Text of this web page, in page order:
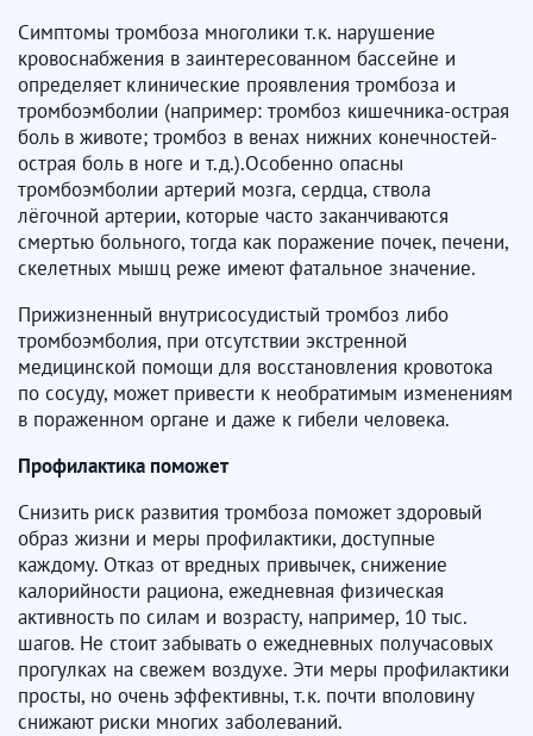
Симптомы тромбоза многолики т.к. нарушение
кровоснабжения в заинтересованном бассейне и
определяет клинические проявления тромбоза и
тромбоэмболии (например: тромбоз кишечника-острая
боль в животе; тромбоз в венах нижних конечностей-
острая боль в ноге и т.д.).Особенно опасны
тромбоэмболии артерий мозга, сердца, ствола
лёгочной артерии, которые часто заканчиваются
смертью больного, тогда как поражение почек, печени,
скелетных мышц реже имеют фатальное значение.
Прижизненный внутрисосудистый тромбоз либо
тромбоэмболия, при отсутствии экстренной
медицинской помощи для восстановления кровотока
по сосуду, может привести к необратимым изменениям
в пораженном органе и даже к гибели человека.
Профилактика поможет
Снизить риск развития тромбоза поможет здоровый
образ жизни и меры профилактики, доступные
каждому. Отказ от вредных привычек, снижение
калорийности рациона, ежедневная физическая
активность по силам и возрасту, например, 10 тыс.
шагов. Не стоит забывать о ежедневных получасовых
прогулках на свежем воздухе. Эти меры профилактики
просты, но очень эффективны, т.к. почти вполовину
снижают риски многих заболеваний.